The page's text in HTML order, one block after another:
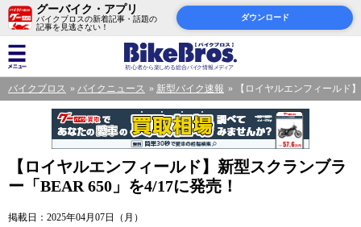
グーバイク・アプリ
バイクブロスの新着記事・話題の
記事を見逃さない！
ダウンロード
バイクブロス バイクニュース 新型バイク速報 【ロイヤルエンフィールド
【ロイヤルエンフィールド】新型スクランブラ
ー「BEAR 650」を4/17に発売！
掲載日：2025年04月07日（月）